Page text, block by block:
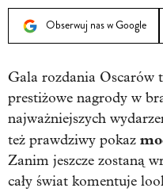
Obserwuj nas w Google
Gala rozdania Oscarów
prestiżowe nagrody w
najważniejszych
też prawdziwy pokaz
Zanim jeszcze zostaną
cały świat komentuje